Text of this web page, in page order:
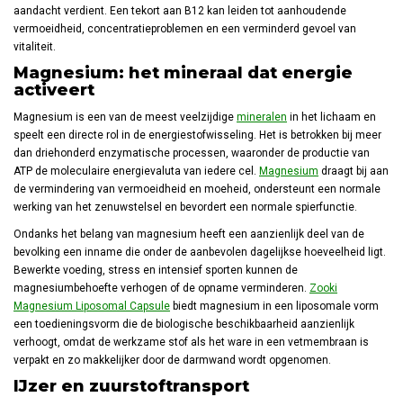
aandacht verdient. Een tekort aan B12 kan leiden tot aanhoudende
vermoeidheid, concentratieproblemen en een verminderd gevoel van
vitaliteit.
Magnesium: het mineraal dat energie
activeert
Magnesium is een van de meest veelzijdige mineralen in het lichaam en
speelt een directe rol in de energiestofwisseling. Het is betrokken bij meer
dan driehonderd enzymatische processen, waaronder de productie van
ATP de moleculaire energievaluta van iedere cel. Magnesium draagt bij aan
de vermindering van vermoeidheid en moeheid, ondersteunt een normale
werking van het zenuwstelsel en bevordert een normale spierfunctie.
Ondanks het belang van magnesium heeft een aanzienlijk deel van de
bevolking een inname die onder de aanbevolen dagelijkse hoeveelheid ligt.
Bewerkte voeding, stress en intensief sporten kunnen de
magnesiumbehoefte verhogen of de opname verminderen. Zooki
Magnesium Liposomal Capsule biedt magnesium in een liposomale vorm
een toedieningsvorm die de biologische beschikbaarheid aanzienlijk
verhoogt, omdat de werkzame stof als het ware in een vetmembraan is
verpakt en zo makkelijker door de darmwand wordt opgenomen.
IJzer en zuurstoftransport